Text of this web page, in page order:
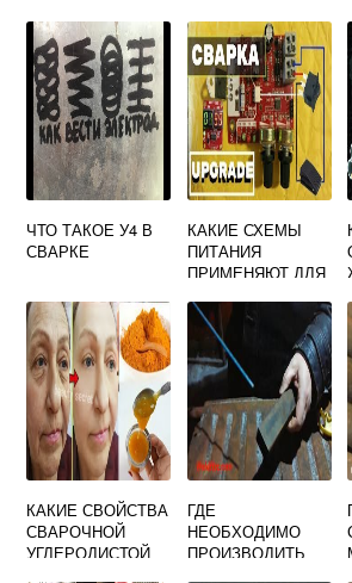
ЧТО ТАКОЕ У4 В
СВАРКЕ
КАКИЕ СХЕМЫ
ПИТАНИЯ
ПРИМЕНЯЮТ ДЛЯ
СВАРКИ
КАКИЕ СВОЙСТВА
СВАРОЧНОЙ
УГЛЕРОДИСТОЙ
ГДЕ
НЕОБХОДИМО
ПРОИЗВОДИТЬ